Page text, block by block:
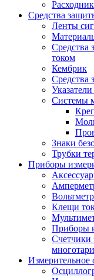
Cредства
Ленты
Средства
током
Кембрик
Средства
Системы
Знаки
Трубки
Приборы
Клещи
Приборы
Счетчики
Измерительное